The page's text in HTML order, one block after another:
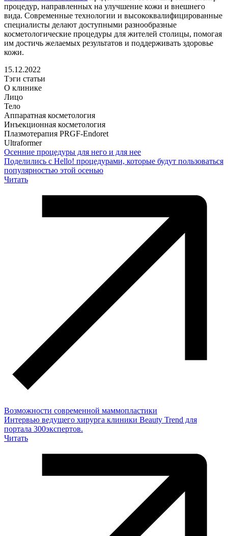
процедур, направленных на улучшение кожи и внешнего
вида. Современные технологии и высококвалифицированные
специалисты делают доступными разнообразные
косметологические процедуры для жителей столицы, помогая
им достичь желаемых результатов и поддерживать здоровье
кожи.
15.12.2022
Тэги статьи
О клинике
Лицо
Тело
Аппаратная косметология
Инъекционная косметология
Плазмотерапия PRGF-Endoret
Ultraformer
Осенние процедуры для него и для нее
Поделились с Hello! процедурами, которые будут пользоваться
популярностью этой осенью
Читать
Возможности современной маммопластики
Интервью ведущего хирурга клиники Beauty Trend для
портала 300экспертов.
Читать